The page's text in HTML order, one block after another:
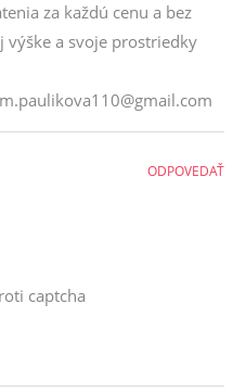
za každú cenu a bez
výške a svoje prostriedky
captcha
ODPOVEDAŤ